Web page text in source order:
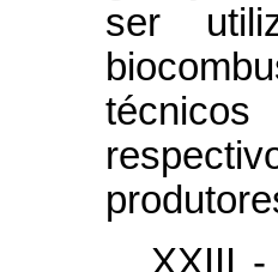
ser
XXIII -